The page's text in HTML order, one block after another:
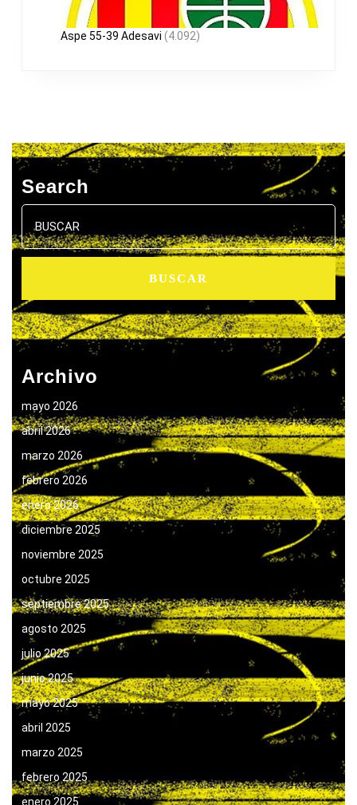
Aspe 55-39 Adesavi (4.092)
Search
Buscar:
Archivo
mayo 2026
abril 2026
marzo 2026
febrero 2026
enero 2026
diciembre 2025
noviembre 2025
octubre 2025
septiembre 2025
agosto 2025
julio 2025
junio 2025
mayo 2025
abril 2025
marzo 2025
febrero 2025
enero 2025